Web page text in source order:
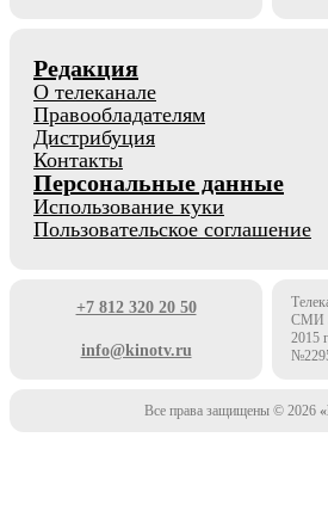
Редакция
О телеканале
Правообладателям
Дистрибуция
Контакты
Персональные данные
Использование куки
Пользовательское соглашение
+7 812 320 20 50
info@kinotv.ru
СМИ
2015
Все права защищены © 2026